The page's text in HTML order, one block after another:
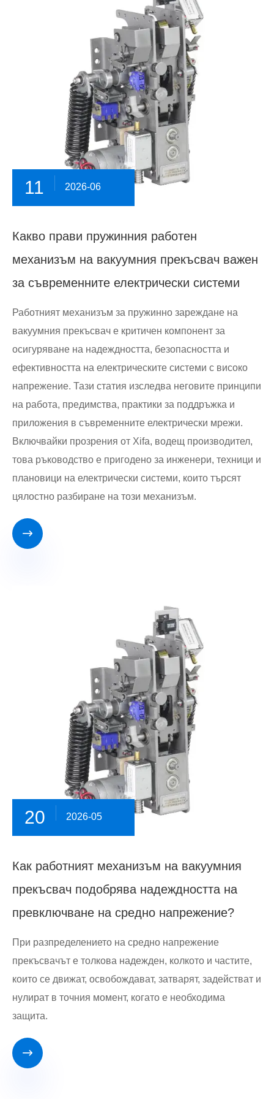
11 2026-06
Какво прави пружинния работен
механизъм на вакуумния прекъсвач важен
за съвременните електрически системи
Работният механизъм за пружинно зареждане на
вакуумния прекъсвач е критичен компонент за
осигуряване на надеждността, безопасността и
ефективността на електрическите системи с високо
напрежение. Тази статия изследва неговите принципи
на работа, предимства, практики за поддръжка и
приложения в съвременните електрически мрежи.
Включвайки прозрения от Xifa, водещ производител,
това ръководство е пригодено за инженери, техници и
плановици на електрически системи, които търсят
цялостно разбиране на този механизъм.

20 2026-05
Как работният механизъм на вакуумния
прекъсвач подобрява надеждността на
превключване на средно напрежение?
При разпределението на средно напрежение
прекъсвачът е толкова надежден, колкото и частите,
които се движат, освобождават, затварят, задействат и
нулират в точния момент, когато е необходима
защита.
